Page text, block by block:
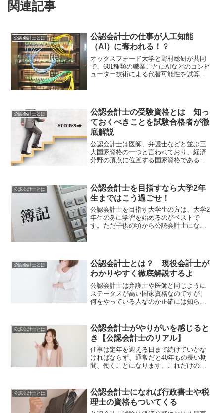
関連記事
公認会計士とは
公認会計士の仕事が人工知能
（AI）に奪われる！？
オックスフォード大学と野村総研が共同
で、601種類の職業ごとにAIなどのコンピ
ューター技術による代替可能性を試算
工知能やロボ...
公認会計士とは
公認会計士の受験資格とは 知っ
ておくべきことを試験合格者が徹
底解説
公認会計士は医師、弁護士などと並ぶ三
大国家資格の一つと言われており、経済
分野の頂点に位置する国家資格であると
る難関と言われている公認会計士試験に
合格する必要があります。...
公認会計士とは
公認会計士を目指すなら大学2年
生まではこう過ごせ！
公認会計士を目指す大学生の方は、大学2
年生の冬に学習を始めるのがベストで
す。ただ子供の頃から公認会計士になり
ていない1年生のうちに公...
公認会計士とは
公認会計士とは？ 現役会計士が
わかりやすく徹底解説するよ
公認会計士は弁護士や医師と同じように
ステータスが高い国家資格なのですが、
何をやっている人なのか正確には知らな
どんな仕事なの？と思っている人だと思
います。ここでは、そんな...
公認会計士とは
公認会計士がやりがいを感じると
き【公認会計士のリアル】
仕事は定年を迎える日まで続けていかな
ければならず、通常だと40年もの長い期
間、働くことになります。これだけの期
を感じるのは、以下のようなときです。
社会貢献が実感できる...
公認会計士とは
公認会計士になれば行政書士や税
理士の資格もついてくる